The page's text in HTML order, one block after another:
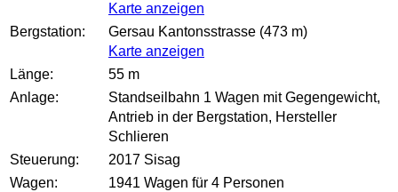
Karte anzeigen
Bergstation:
Gersau Kantonsstrasse (473 m)
Karte anzeigen
Länge:
55 m
Anlage:
Standseilbahn 1 Wagen mit Gegengewicht,
Antrieb in der Bergstation, Hersteller
Schlieren
Steuerung:
2017 Sisag
Wagen:
1941 Wagen für 4 Personen